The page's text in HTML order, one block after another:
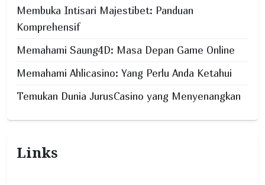
Membuka Intisari Majestibet: Panduan
Komprehensif
Memahami Saung4D: Masa Depan Game Online
Memahami Ahlicasino: Yang Perlu Anda Ketahui
Temukan Dunia JurusCasino yang Menyenangkan
Links